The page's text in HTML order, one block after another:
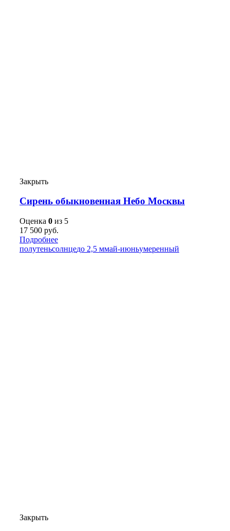
Закрыть
Сирень обыкновенная Небо Москвы
Оценка 0 из 5
17 500 руб.
Подробнее
полутеньсолнцедо 2,5 ммай-июньумеренный
Закрыть